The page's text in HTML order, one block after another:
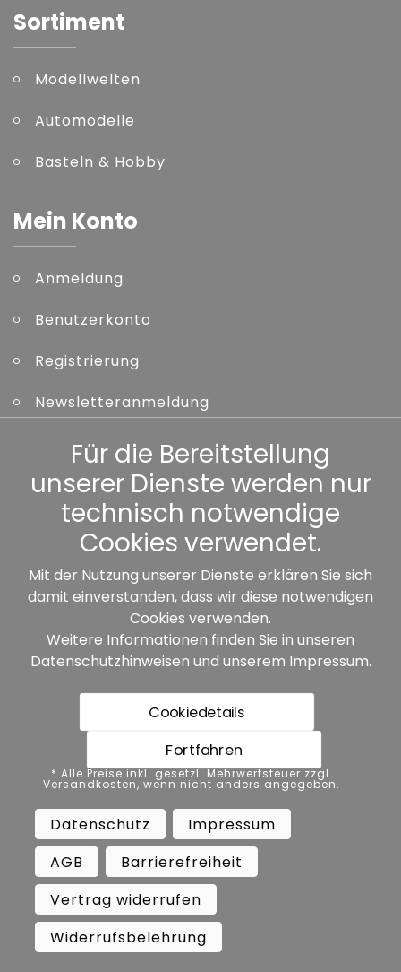
Sortiment
Modellwelten
Automodelle
Basteln & Hobby
Mein Konto
Anmeldung
Benutzerkonto
Registrierung
Newsletteranmeldung
Kennwort vergessen
Sonstiges
Unsere Partner:
* Alle Preise inkl. gesetzl. Mehrwertsteuer zzgl.
Versandkosten, wenn nicht anders angegeben.
Datenschutz Impressum
Barrierefreiheit
Vertrag widerrufen
Widerrufsbelehrung
Copyright ©Busch.
All Rights Reserved.
Für die Bereitstellung
unserer Dienste werden nur
technisch notwendige
Cookies verwendet.
Mit der Nutzung unserer Dienste erklären Sie sich
damit einverstanden, dass wir diese notwendigen
Cookies verwenden.
Weitere Informationen finden Sie in unseren
Datenschutzhinweisen und unserem Impressum.
Cookiedetails
Fortfahren
* Alle Preise inkl. gesetzl. Mehrwertsteuer zzgl.
Versandkosten, wenn nicht anders angegeben.
Datenschutz
Impressum
AGB
Barrierefreiheit
Vertrag widerrufen
Widerrufsbelehrung